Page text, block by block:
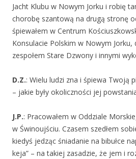
Jacht Klubu w Nowym Jorku i robię
chorobę szantową na drugą stronę
śpiewałem w Centrum
Konsulacie Polskim w Nowym Jorku,
zespołem Stare Dzwony i innymi
D.Z.: Wielu ludzi zna i śpiewa Twoją
– jakie były okoliczności jej
J.P.: Pracowałem w Oddziale
w Świnoujściu. Czasem szedłem
kiedyś jedząc śniadanie na bibułce
keja” – na takiej zasadzie, że jem i